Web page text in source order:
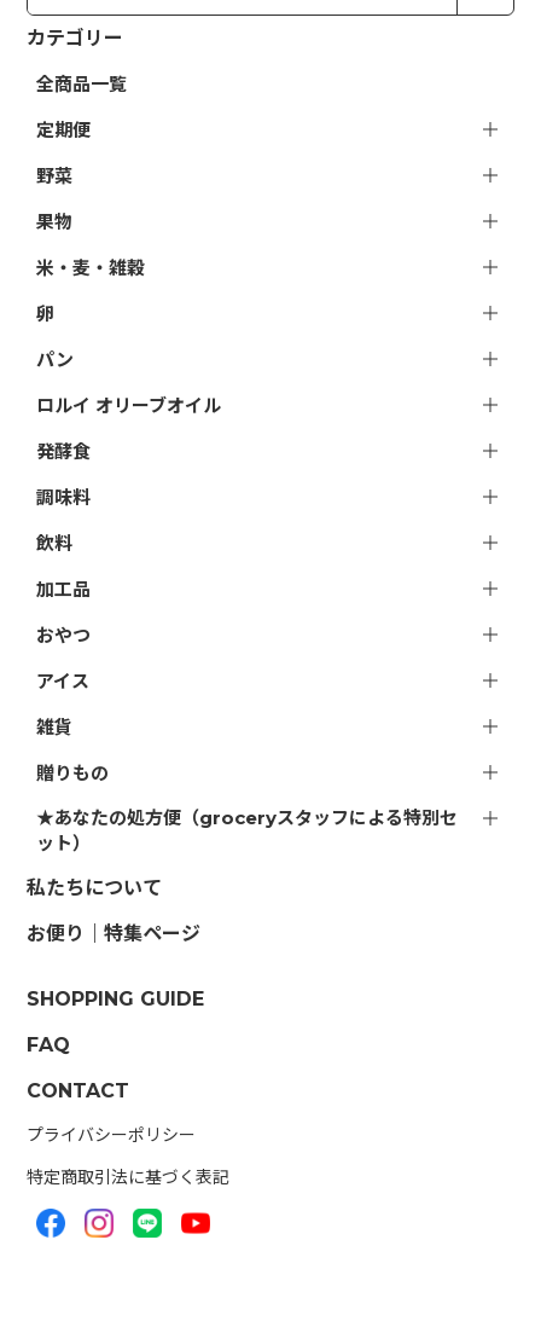
カテゴリー
全商品一覧
定期便
野菜
果物
米・麦・雑穀
卵
パン
ロルイ オリーブオイル
発酵食
調味料
飲料
加工品
おやつ
アイス
雑貨
贈りもの
★あなたの処方便（groceryスタッフによる特別セ
ット）
私たちについて
お便り｜特集ページ
SHOPPING GUIDE
FAQ
CONTACT
プライバシーポリシー
特定商取引法に基づく表記